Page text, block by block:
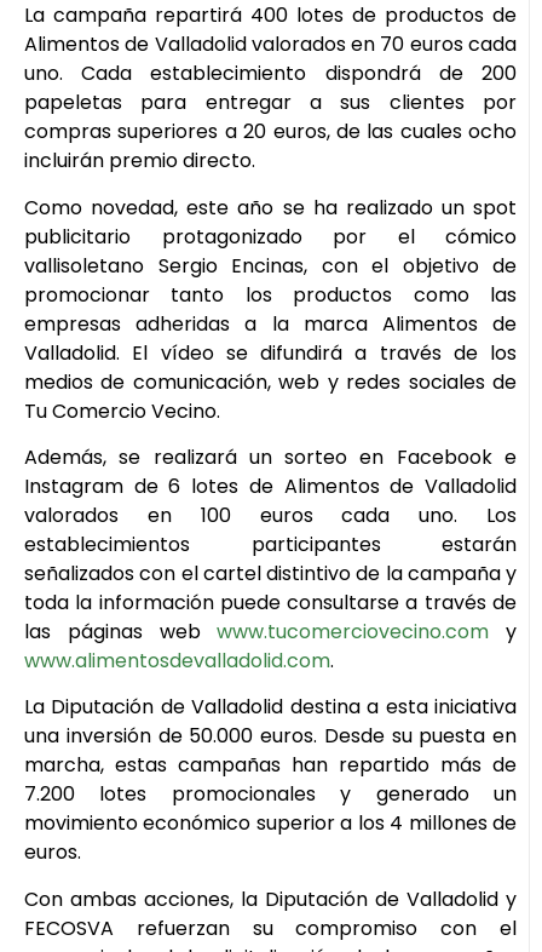
La campaña repartirá 400 lotes de productos de
Alimentos de Valladolid valorados en 70 euros cada
uno. Cada establecimiento dispondrá de 200
papeletas para entregar a sus clientes por
compras superiores a 20 euros, de las cuales ocho
incluirán premio directo.
Como novedad, este año se ha realizado un spot
publicitario protagonizado por el cómico
vallisoletano Sergio Encinas, con el objetivo de
promocionar tanto los productos como las
empresas adheridas a la marca Alimentos de
Valladolid. El vídeo se difundirá a través de los
medios de comunicación, web y redes sociales de
Tu Comercio Vecino.
Además, se realizará un sorteo en Facebook e
Instagram de 6 lotes de Alimentos de Valladolid
valorados en 100 euros cada uno. Los
establecimientos participantes estarán
señalizados con el cartel distintivo de la campaña y
toda la información puede consultarse a través de
las páginas webwww.tucomerciovecino.com y
www.alimentosdevalladolid.com.
La Diputación de Valladolid destina a esta iniciativa
una inversión de 50.000 euros. Desde su puesta en
marcha, estas campañas han repartido más de
7.200 lotes promocionales y generado un
movimiento económico superior a los 4 millones de
euros.
Con ambas acciones, la Diputación de Valladolid y
FECOSVA refuerzan su compromiso con el